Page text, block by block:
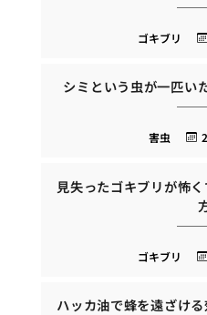
ゴキブリ
シミという虫が一匹い
害虫
見失ったゴキブリが怖
ゴキブリ
ハッカ油で蜂を遠ざけ